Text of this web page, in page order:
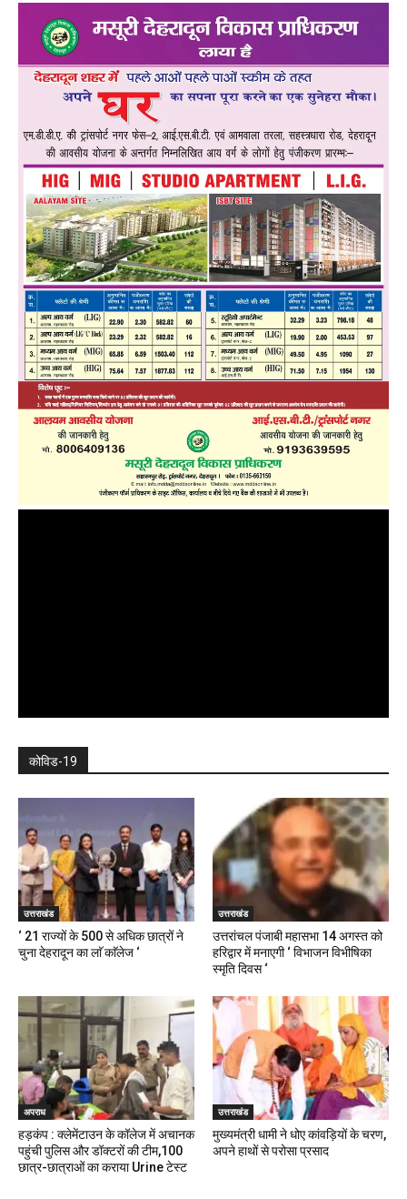
कोविड-19
उत्तराखंड
‘ 21 राज्यों के 500 से अधिक छात्रों ने
चुना देहरादून का लाॅ काॅलेज ‘
उत्तराखंड
उत्तरांचल पंजाबी महासभा 14 अगस्त को
हरिद्वार में मनाएगी ‘ विभाजन विभीषिका
स्मृति दिवस ‘
अपराध
हड़कंप : क्लेमेंटाउन के कॉलेज में अचानक
पहुंची पुलिस और डॉक्टरों की टीम,100
छात्र-छात्राओं का कराया Urine टेस्ट
उत्तराखंड
मुख्यमंत्री धामी ने धोए कांवड़ियों के चरण,
अपने हाथों से परोसा प्रसाद